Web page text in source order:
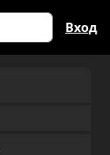
Вход